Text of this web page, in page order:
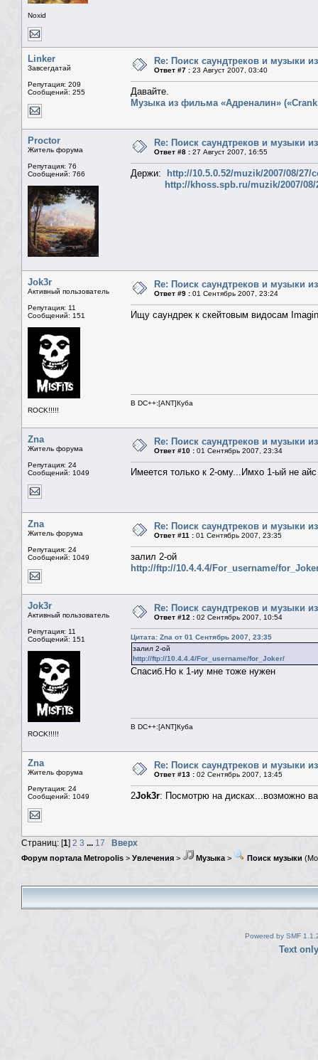
Noxid
Linker
Завсегдатай
Репутация: 209
Сообщений: 255
Re: Поиск саундтреков и музыки
Ответ #7 : 23 Август 2007, 03:40
Давайте.
Музыка из фильма «Адреналин»
Proctor
Житель форума
Репутация: 76
Сообщений: 766
Re: Поиск саундтреков и музыки
Ответ #8 : 27 Август 2007, 16:55
Держи:
http://10.5.0.52/muzik/2007/08/
http://khoss.spb.ru/muzik/2007/
Jok3r
Активный пользователь
Репутация: 11
Сообщений: 151
ROCK!!!!!
Re: Поиск саундтреков и музыки
Ответ #9 : 01 Сентябрь 2007, 23:24
Ищу саундрек к скейтовым видосам
В DC++:[ANT]Куба
Zna
Житель форума
Репутация: 24
Сообщений: 1049
Re: Поиск саундтреков и музыки
Ответ #10 : 01 Сентябрь 2007, 23:34
Имеется только к 2-ому...Имхо 1-ый не айс
Zna
Житель форума
Репутация: 24
Сообщений: 1049
Re: Поиск саундтреков и музыки
Ответ #11 : 01 Сентябрь 2007, 23:35
залил 2-ой
http://ftp://10.4.4.4/For_username/
Jok3r
Активный пользователь
Репутация: 11
Сообщений: 151
ROCK!!!!!
Re: Поиск саундтреков и музыки
Ответ #12 : 02 Сентябрь 2007, 10:54
Цитата: Zna от 01 Сентябрь 2007, 23:35
залил 2-ой
http://ftp://10.4.4.4/For_username/for_Joker/
Спасиб.Но к 1-иу мне тоже нужен
В DC++:[ANT]Куба
Zna
Житель форума
Репутация: 24
Сообщений: 1049
Re: Поиск саундтреков и музыки
Ответ #13 : 02 Сентябрь 2007, 13:45
2Jok3r: Посмотрю на дисках...возможно
Страниц: [1] 2 3 ... 17 Вверх
Форум портала Metropolis > Увлечения > Музыка > Поиск музыки
Powered by SMF
Text